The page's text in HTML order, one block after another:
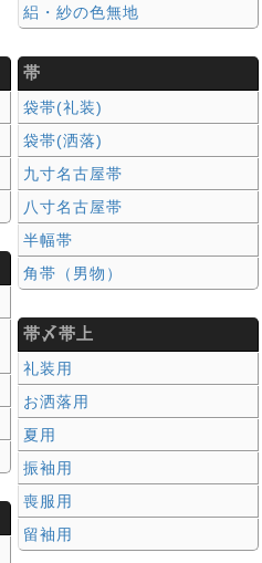
絽・紗の色無地
帯
袋帯(礼装)
袋帯(洒落)
九寸名古屋帯
八寸名古屋帯
半幅帯
角帯（男物）
帯〆帯上
礼装用
お洒落用
夏用
振袖用
喪服用
留袖用